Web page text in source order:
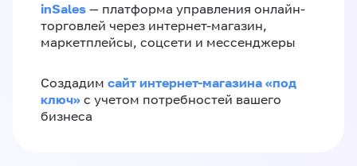
inSales — платформа управления онлайн-
торговлей через интернет-магазин,
маркетплейсы, соцсети и мессенджеры
Создадим сайт интернет-магазина «под
ключ» с учетом потребностей вашего
бизнеса